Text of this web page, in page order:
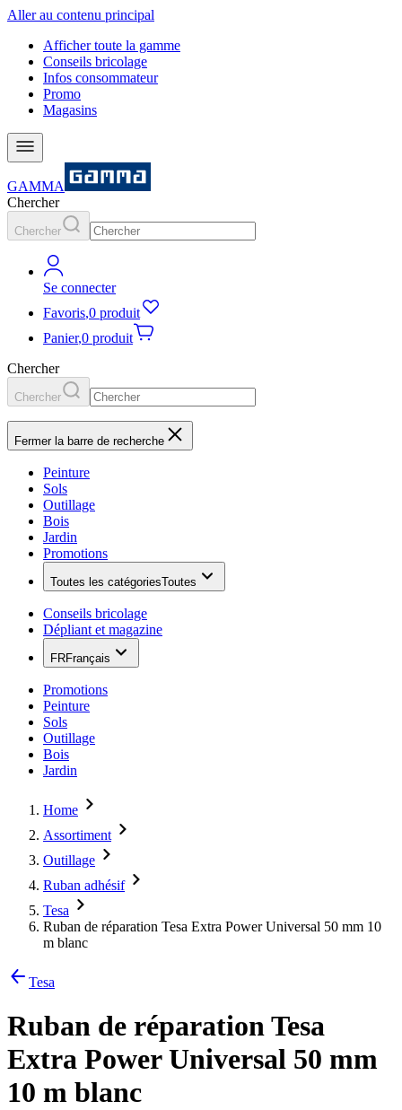
Aller au contenu principal
Afficher toute la gamme
Conseils bricolage
Infos consommateur
Promo
Magasins
GAMMA
Chercher
Chercher
Se connecter
Favoris,0 produit
Panier,0 produit
Chercher
Chercher
Fermer la barre de recherche
Peinture
Sols
Outillage
Bois
Jardin
Promotions
Toutes les catégoriesToutes
Conseils bricolage
Dépliant et magazine
FRFrançais
Promotions
Peinture
Sols
Outillage
Bois
Jardin
Home
Assortiment
Outillage
Ruban adhésif
Tesa
Ruban de réparation Tesa Extra Power Universal 50 mm 10
m blanc
Tesa
Ruban de réparation Tesa
Extra Power Universal 50 mm
10 m blanc